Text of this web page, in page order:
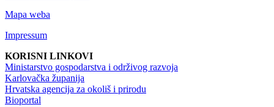
Mapa weba
Impressum
KORISNI LINKOVI
Ministarstvo gospodarstva i održivog razvoja
Karlovačka županija
Hrvatska agencija za okoliš i prirodu
Bioportal